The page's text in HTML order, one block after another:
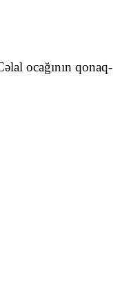
ocağının qonaq-